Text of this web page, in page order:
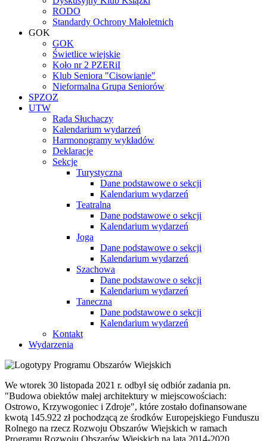
RODO
Standardy Ochrony Małoletnich
GOK
GOK
Świetlice wiejskie
Koło nr 2 PZERiI
Klub Seniora "Cisowianie"
Nieformalna Grupa Seniorów
SPZOZ
UTW
Rada Słuchaczy
Kalendarium wydarzeń
Harmonogramy wykładów
Deklaracje
Sekcje
Turystyczna
Dane podstawowe o sekcji
Kalendarium wydarzeń
Teatralna
Dane podstawowe o sekcji
Kalendarium wydarzeń
Joga
Dane podstawowe o sekcji
Kalendarium wydarzeń
Szachowa
Dane podstawowe o sekcji
Kalendarium wydarzeń
Taneczna
Dane podstawowe o sekcji
Kalendarium wydarzeń
Kontakt
Wydarzenia
We wtorek 30 listopada 2021 r. odbył się odbiór zadania pn.
"Budowa obiektów małej architektury w miejscowościach:
Ostrowo, Krzywogoniec i Zdroje", które zostało dofinansowane
kwotą 145.922 zł pochodzącą ze środków Europejskiego Funduszu
Rolnego na rzecz Rozwoju Obszarów Wiejskich w ramach
Programu Rozwoju Obszarów Wiejskich na lata 2014-2020.